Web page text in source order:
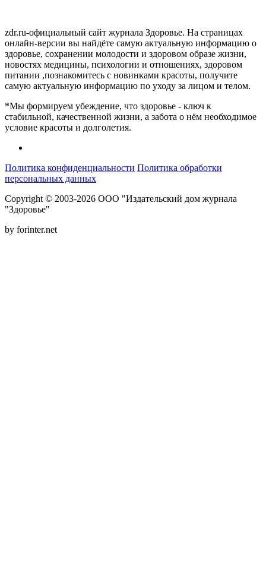
zdr.ru-официальный сайт журнала Здоровье. На страницах
онлайн-версии вы найдёте самую актуальную информацию о
здоровье, сохранении молодости и здоровом образе жизни,
новостях медицины, психологии и отношениях, здоровом
питании ,познакомитесь с новинками красоты, получите
самую актуальную информацию по уходу за лицом и телом.
*Мы формируем убеждение, что здоровье - ключ к
стабильной, качественной жизни, а забота о нём необходимое
условие красоты и долголетия.
Политика конфиденциальности Политика обработки
персональных данных
Copyright © 2003-2026 ООО "Издательский дом журнала
"Здоровье"
by forinter.net